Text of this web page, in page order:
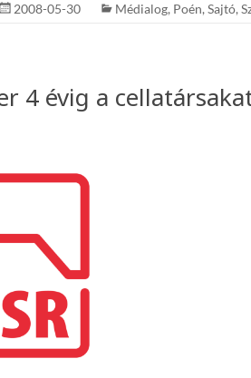
2008-05-30 Médialog, Poén, Sajtó,
4 évig a